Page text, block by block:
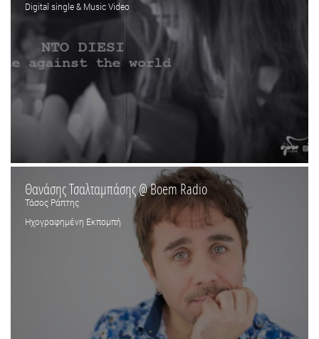
Digital single & Music Video
Θανάσης Τσαλταμπάσης @ Boem Radio
Τάσος Ράπτης
Ηχογραφημένη Εκπομπή